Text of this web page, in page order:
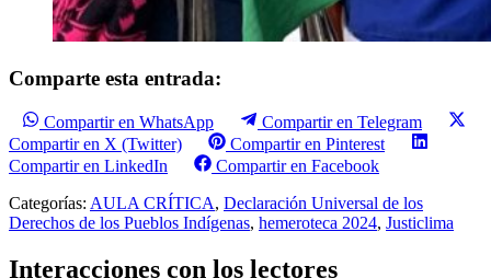
Comparte esta entrada:
Compartir en WhatsApp
Compartir en Telegram
Compartir en X (Twitter)
Compartir en Pinterest
Compartir en LinkedIn
Compartir en Facebook
Categorías: AULA CRÍTICA, Declaración Universal de los
Derechos de los Pueblos Indígenas, hemeroteca 2024, Justiclima
Interacciones con los lectores